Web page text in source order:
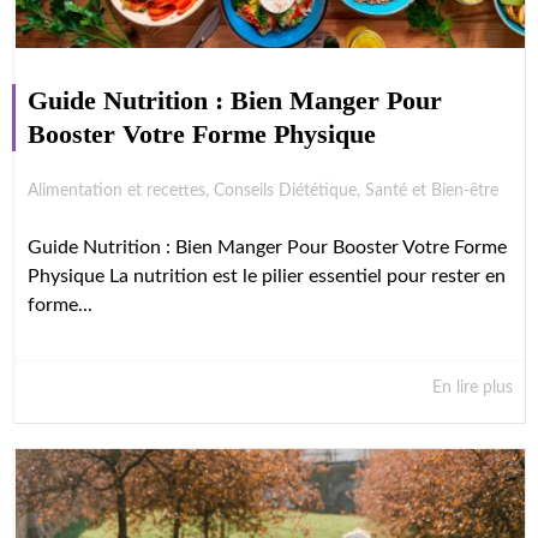
Guide Nutrition : Bien Manger Pour
Booster Votre Forme Physique
Alimentation et recettes, Conseils Diététique, Santé et Bien-être
Guide Nutrition : Bien Manger Pour Booster Votre Forme
Physique La nutrition est le pilier essentiel pour rester en
forme...
En lire plus